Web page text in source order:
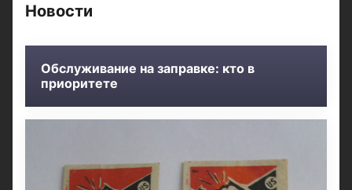
Новости
Обслуживание на заправке: кто в
приоритете